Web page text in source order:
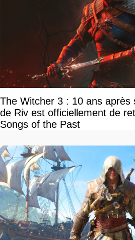
The Witcher 3 : 10 ans après
de Riv est officiellement de
Songs of the Past